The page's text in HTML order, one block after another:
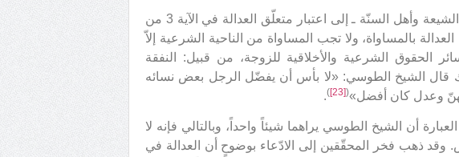
إن السبب الذي دعا الكثير من الفقهاء ـ من الشيعة وأهل السنّة ـ إلى اعتبار متعلّق العدالة في الآية 3 من
بالمساواة، ولا تجب المساواة من الناحية الشرعية إلاّ
الحقوق الشرعية والأخلاقية للزوجة، من قبيل: النفقة
قال الشيخ الطوسي: «لا بأس أن يفضّل الرجل بعض نسائه
وعدل كان أفضل»(
[23]
)
.
أن الشيخ الطوسي يراهما شيئاً واحداً، وبالتالي فإنه لا
وقد ذهب فخر المحقّقين إلى الادّعاء بوضوحٍ أن العدالة في